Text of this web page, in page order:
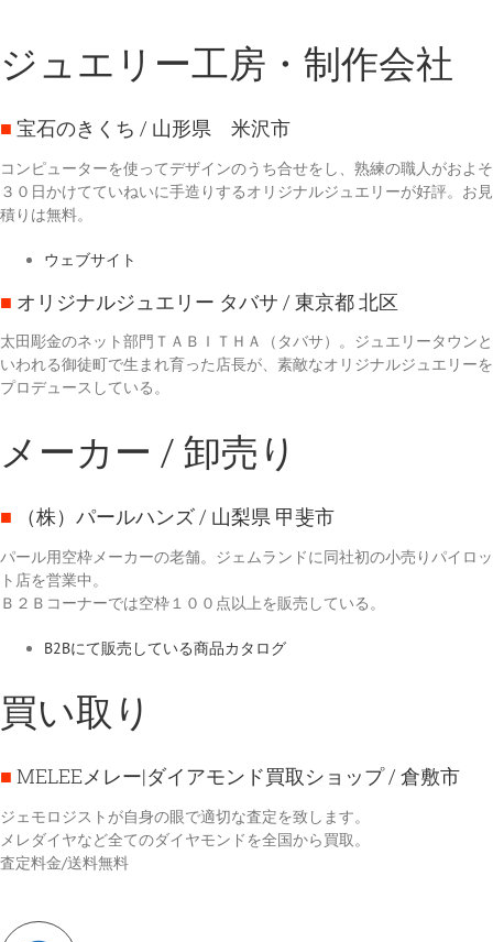
ジュエリー工房・制作会社
■ 宝石のきくち / 山形県 米沢市
コンピューターを使ってデザインのうち合せをし、熟練の職人がおよそ
３０日かけてていねいに手造りするオリジナルジュエリーが好評。お見
積りは無料。
ウェブサイト
■ オリジナルジュエリー タバサ / 東京都 北区
太田彫金のネット部門ＴＡＢＩＴＨＡ（タバサ）。ジュエリータウンと
いわれる御徒町で生まれ育った店長が、素敵なオリジナルジュエリーを
プロデュースしている。
メーカー / 卸売り
■ （株）パールハンズ/ 山梨県 甲斐市
パール用空枠メーカーの老舗。ジェムランドに同社初の小売りパイロッ
ト店を営業中。
Ｂ２Ｂコーナーでは空枠１００点以上を販売している。
B2Bにて販売している商品カタログ
買い取り
■ MELEEメレー|ダイアモンド買取ショップ/ 倉敷市
ジェモロジストが自身の眼で適切な査定を致します。
メレダイヤなど全てのダイヤモンドを全国から買取。
査定料金/送料無料